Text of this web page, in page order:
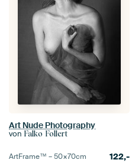
Art Nude Photography
von Falko Follert
ArtFrame™ –50×70cm 122,-